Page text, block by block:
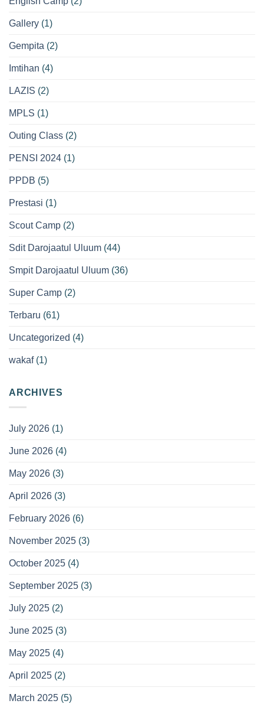
Gallery (1)
Gempita (2)
Imtihan (4)
LAZIS (2)
MPLS (1)
Outing Class (2)
PENSI 2024 (1)
PPDB (5)
Prestasi (1)
Scout Camp (2)
Sdit Darojaatul Uluum (44)
Smpit Darojaatul Uluum (36)
Super Camp (2)
Terbaru (61)
Uncategorized (4)
wakaf(1)
ARCHIVES
July 2026 (1)
June 2026 (4)
May 2026 (3)
April 2026 (3)
February 2026 (6)
November 2025 (3)
October 2025 (4)
September 2025 (3)
July 2025 (2)
June 2025 (3)
May 2025 (4)
April 2025 (2)
March 2025 (5)